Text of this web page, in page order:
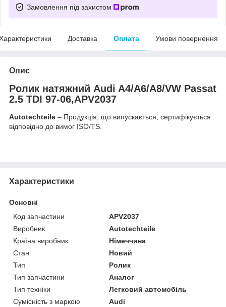
Замовлення під захистом
Доставка Оплата Умови повернення
Опис
Ролик натяжний Audi A4/A6/A8/VW Passat
2.5 TDI 97-06,APV2037
Autotechteile – Продукція, що випускається, сертифікується
відповідно до вимог ISO/TS.
Характеристики
Основні
Код запчастини
APV2037
Виробник
Autotechteile
Країна виробник
Німеччина
Стан
Новий
Тип
Ролик
Тип запчастини
Аналог
Тип техніки
Легковий автомобіль
Сумісність з маркою
Audi